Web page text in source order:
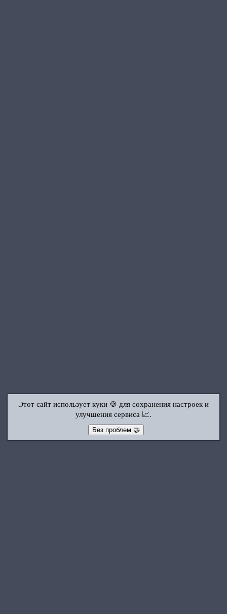
Этот сайт использует куки 🍪 для сохранения настроек и
улучшения сервиса 📈.
Без проблем 🤝